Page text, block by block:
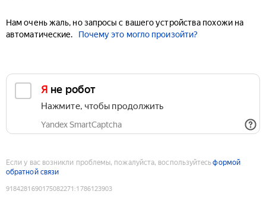
Нам очень жаль, но запросы с вашего устройства похожи на
автоматические.
Почему это могло произойти?
Я не робот
Нажмите, чтобы продолжить
Yandex SmartCaptcha
Если у вас возникли проблемы, пожалуйста, воспользуйтесьформой
обратной связи
9184281690175082271 :1786123903